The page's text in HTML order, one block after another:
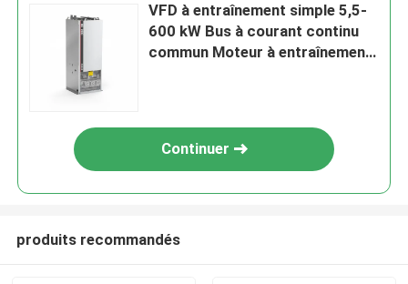
VFD à entraînement simple 5,5-
600 kW Bus à courant continu
commun Moteur à entraînement
Continuer
produits recommandés